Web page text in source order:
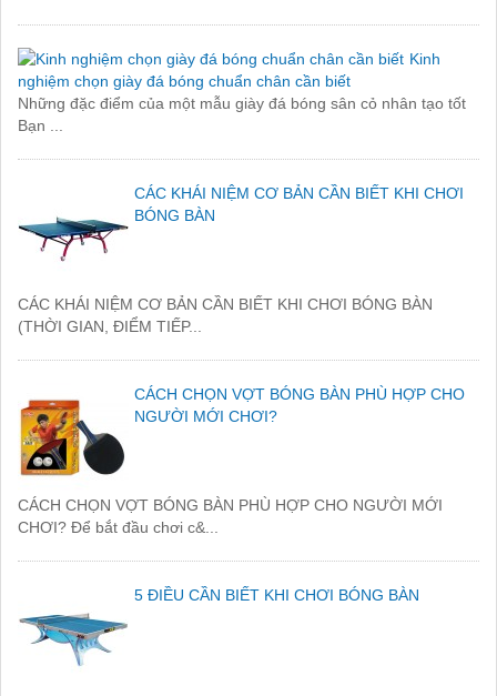
Kinh
nghiệm chọn giày đá bóng chuẩn chân cần biết
Những đặc điểm của một mẫu giày đá bóng sân cỏ nhân tạo tốt
Bạn ...
CÁC KHÁI NIỆM CƠ BẢN CẦN BIẾT KHI CHƠI
BÓNG BÀN
CÁC KHÁI NIỆM CƠ BẢN CẦN BIẾT KHI CHƠI BÓNG BÀN
(THỜI GIAN, ĐIỂM TIẾP...
CÁCH CHỌN VỢT BÓNG BÀN PHÙ HỢP CHO
NGƯỜI MỚI CHƠI?
CÁCH CHỌN VỢT BÓNG BÀN PHÙ HỢP CHO NGƯỜI MỚI
CHƠI? Để bắt đầu chơi c&...
5 ĐIỀU CẦN BIẾT KHI CHƠI BÓNG BÀN